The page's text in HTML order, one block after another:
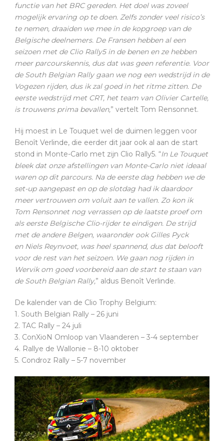
functie van het BRC gereden. Het doel was zoveel
mogelijk ervaring op te doen. Zelfs zonder veel risico’s
te nemen, draaiden we mee in de kopgroep van de
Belgische deelnemers. De Fransen hebben al een
seizoen met de Clio Rally5 in de benen en ze hebben
meer parcourskennis, dus dat was geen referentie. Voor
de South Belgian Rally gaan we nog een wedstrijd in de
Vogezen rijden, dus ik zal goed in het ritme zitten. De
eerste wedstrijd met CRT, het team van Olivier Cartelle,
is trouwens prima bevallen,” vertelt Tom Rensonnet.
Hij moest in Le Touquet wel de duimen leggen voor
Benoît Verlinde, die eerder dit jaar ook al aan de start
stond in Monte-Carlo met zijn Clio Rally5. “In Le Touquet
bleek dat onze afstellingen van Monte-Carlo niet ideaal
waren op dit parcours. Na de eerste dag hebben we de
set-up aangepast en op de slotdag had ik daardoor
meer vertrouwen om voluit aan te vallen. Zo kon ik
Tom Rensonnet nog verrassen op de laatste proef om
als eerste Belgische Clio-rijder te eindigen. De strijd
met de andere Belgen, waaronder ook Gilles Pyck
en Niels Reynvoet, was heel spannend, dus dat belooft
voor de rest van het seizoen. We gaan nog rijden in
Wervik om goed voorbereid aan de start te staan van
de South Belgian Rally,” aldus Benoît Verlinde.
De kalender van de Clio Trophy Belgium:
1. South Belgian Rally – 26 juni
2. TAC Rally – 24 juli
3. ConXioN Omloop van Vlaanderen – 3-4 september
4. Rallye de Wallonie – 8-10 oktober
5. Condroz Rally – 5-7 november